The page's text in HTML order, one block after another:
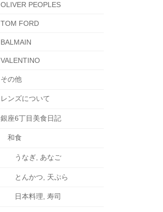
OLIVER PEOPLES
TOM FORD
BALMAIN
VALENTINO
その他
レンズについて
銀座6丁目美食日記
和食
うなぎ, あなご
とんかつ, 天ぷら
日本料理, 寿司